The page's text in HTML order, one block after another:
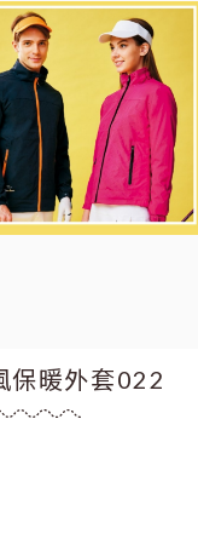
保暖外套022